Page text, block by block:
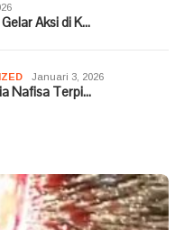
Aksi di K…
Januari 3, 2026
Nafisa Terpi…